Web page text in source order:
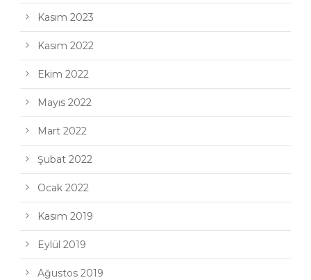
Kasım 2023
Kasım 2022
Ekim 2022
Mayıs 2022
Mart 2022
Şubat 2022
Ocak 2022
Kasım 2019
Eylül 2019
Ağustos 2019